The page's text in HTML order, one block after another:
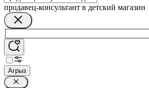
продавец-консультант в детский магазин
Агрыз